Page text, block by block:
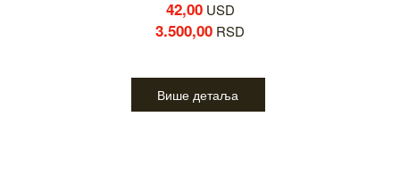
42,00USD
3.500,00 RSD
Више детаља